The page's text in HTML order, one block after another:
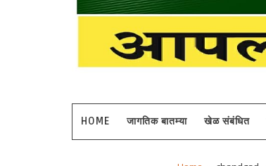
HOME जागतिक बातम्या खेळ संबंधित